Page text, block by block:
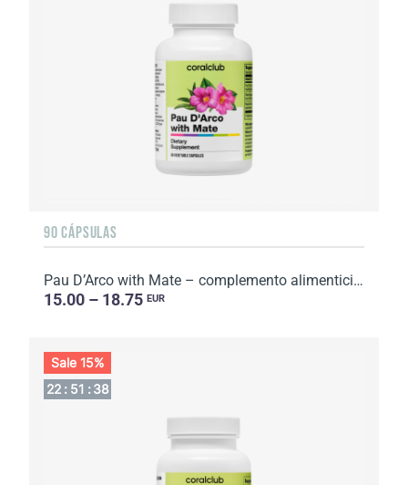
90 CÁPSULAS
Pau D’Arco with Mate – complemento alimenticio. Peso neto: 46 g.
15.00 – 18.75 EUR
Sale 15%
22 : 51 :37